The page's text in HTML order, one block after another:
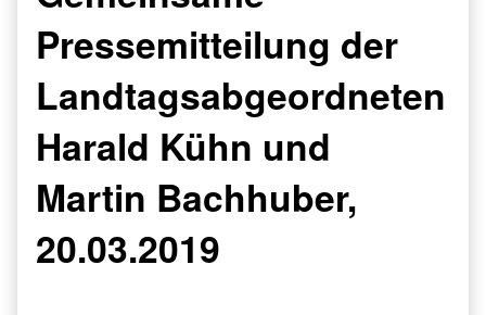
Pressemitteilung der
Landtagsabgeordneten
Harald Kühn und
Martin Bachhuber,
20.03.2019